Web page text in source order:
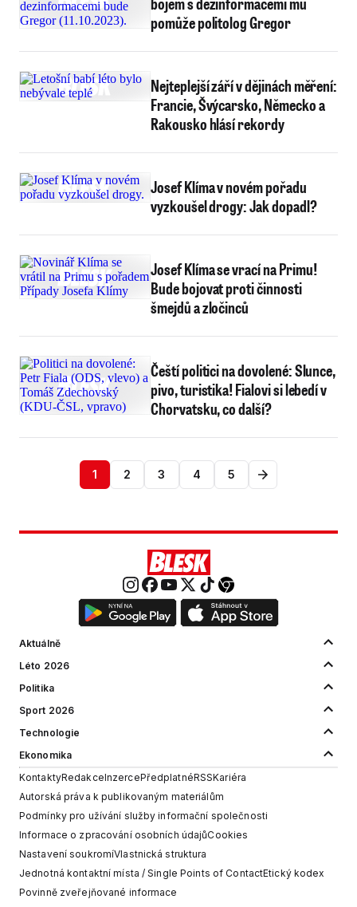
pomůže politolog Gregor
Nejteplejší září v dějinách měření:
Francie, Švýcarsko, Německo a
Rakousko hlásí rekordy
Josef Klíma v novém pořadu
vyzkoušel drogy: Jak dopadl?
Josef Klíma se vrací na Primu!
Bude bojovat proti činnosti
šmejdů a zločinců
Čeští politici na dovolené: Slunce,
pivo, turistika! Fialovi si lebedí v
Chorvatsku, co další?
1 2 3 4 5
Aktuálně
Léto 2026
Politika
Sport 2026
Technologie
Ekonomika
KontaktyRedakceInzercePředplatnéRSSKariéra
Autorská práva k publikovaným materiálům
Podmínky pro užívání služby informační společnosti
Informace o zpracování osobních údajůCookies
Nastavení soukromíVlastnická struktura
Jednotná kontaktní místa / Single Points of ContactEtický kodex
Povinně zveřejňované informace